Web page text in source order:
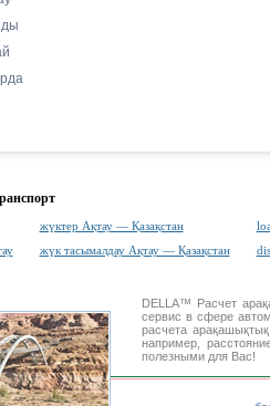
жүктер Ақтау — Қазақстан
жүк тасымалдау Ақтау — Қазақстан
DELLA™ Расчет
сервис в сфере
расчета
например,
полезными для Вас!